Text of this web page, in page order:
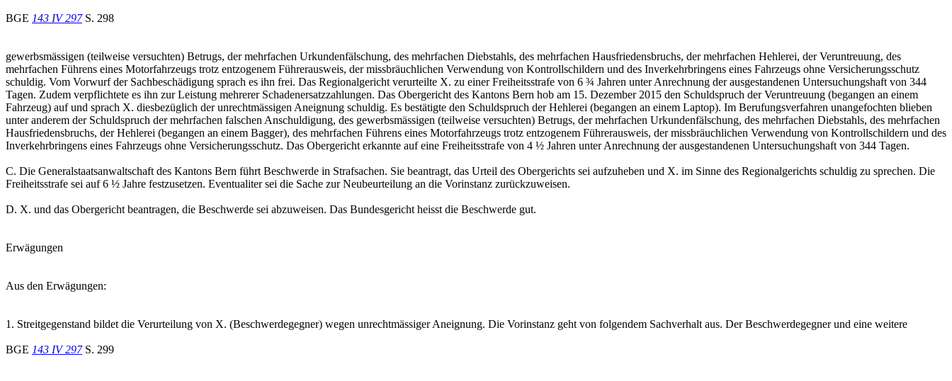
BGE 143 IV 297S. 298
gewerbsmässigen (teilweise versuchten) Betrugs, der mehrfachen Urkundenfälschung, des mehrfachen Diebstahls, des mehrfachen Hausfriedensbruchs, der mehrfachen Hehlerei, der Veruntreuung, des
mehrfachen Führens eines Motorfahrzeugs trotz entzogenem Führerausweis, der missbräuchlichen Verwendung von Kontrollschildern und des Inverkehrbringens eines Fahrzeugs ohne Versicherungsschutz
schuldig. Vom Vorwurf der Sachbeschädigung sprach es ihn frei. Das Regionalgericht verurteilte X. zu einer Freiheitsstrafe von 6 ¾ Jahren unter Anrechnung der ausgestandenen Untersuchungshaft von 344
Tagen. Zudem verpflichtete es ihn zur Leistung mehrerer Schadenersatzzahlungen. Das Obergericht des Kantons Bern hob am 15. Dezember 2015 den Schuldspruch der Veruntreuung (begangen an einem
Fahrzeug) auf und sprach X. diesbezüglich der unrechtmässigen Aneignung schuldig. Es bestätigte den Schuldspruch der Hehlerei (begangen an einem Laptop). Im Berufungsverfahren unangefochten blieben
unter anderem der Schuldspruch der mehrfachen falschen Anschuldigung, des gewerbsmässigen (teilweise versuchten) Betrugs, der mehrfachen Urkundenfälschung, des mehrfachen Diebstahls, des mehrfachen
Hausfriedensbruchs, der Hehlerei (begangen an einem Bagger), des mehrfachen Führens eines Motorfahrzeugs trotz entzogenem Führerausweis, der missbräuchlichen Verwendung von Kontrollschildern und des
Inverkehrbringens eines Fahrzeugs ohne Versicherungsschutz. Das Obergericht erkannte auf eine Freiheitsstrafe von 4 ½ Jahren unter Anrechnung der ausgestandenen Untersuchungshaft von 344 Tagen.
C. Die Generalstaatsanwaltschaft des Kantons Bern führt Beschwerde in Strafsachen. Sie beantragt, das Urteil des Obergerichts sei aufzuheben und X. im Sinne des Regionalgerichts schuldig zu sprechen. Die
Freiheitsstrafe sei auf 6 ½ Jahre festzusetzen. Eventualiter sei die Sache zur Neubeurteilung an die Vorinstanz zurückzuweisen.
D. X. und das Obergericht beantragen, die Beschwerde sei abzuweisen. Das Bundesgericht heisst die Beschwerde gut.
Erwägungen
Aus den Erwägungen:
1. Streitgegenstand bildet die Verurteilung von X. (Beschwerdegegner) wegen unrechtmässiger Aneignung. Die Vorinstanz geht von folgendem Sachverhalt aus. Der Beschwerdegegner und eine weitere
BGE 143 IV 297S. 299